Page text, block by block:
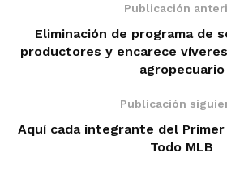
Publicación
Eliminación de programa de
productores y encarece
agropecuario
Publicación
Aquí cada integrante del
Todo MLB